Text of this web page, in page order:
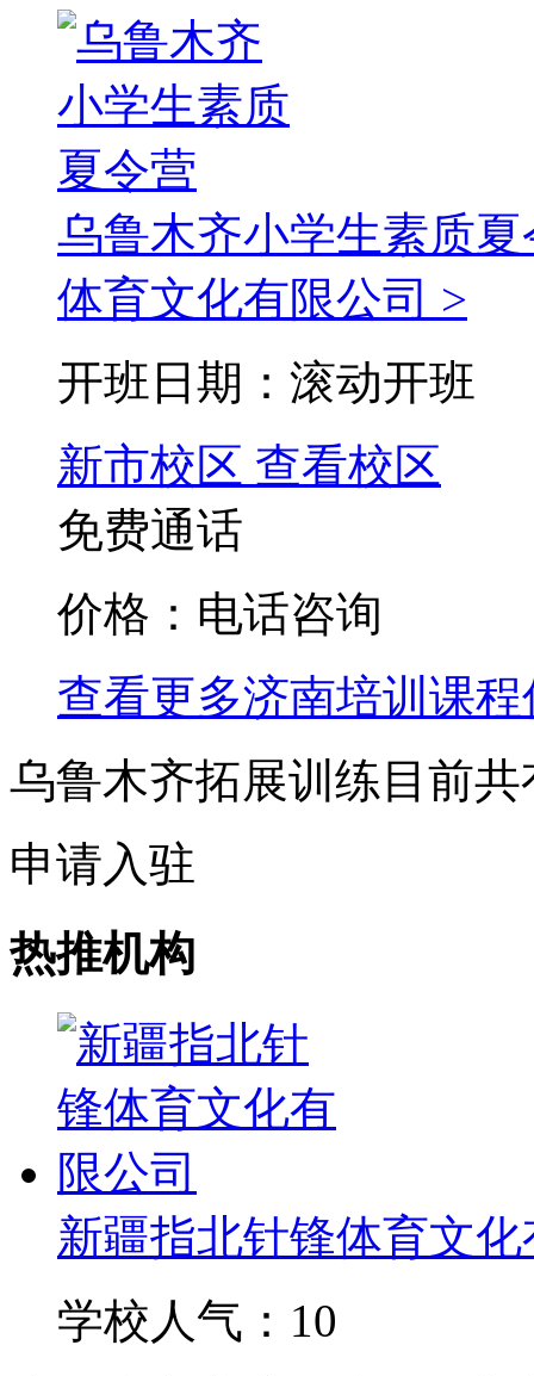
乌鲁木齐小学生素质夏
体育文化有限公司 >
开班日期：滚动开班
新市校区 查看校区
免费通话
价格：电话咨询
查看更多济南培训课程
乌鲁木齐拓展训练目前
申请入驻
热推机构
新疆指北针锋体育文
学校人气：10